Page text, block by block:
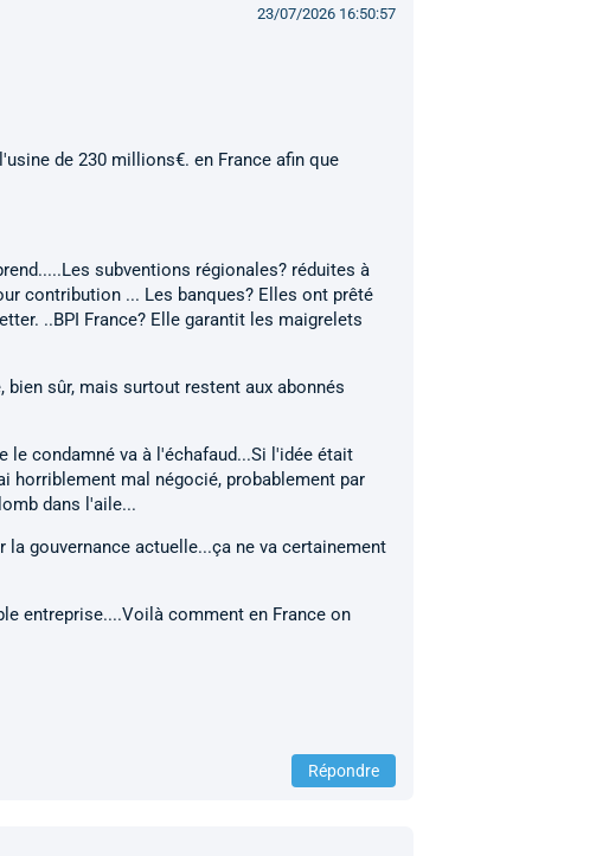
23/07/2026 16:50:57
de 230 millions€. en France afin que
subventions régionales? réduites à
contribution ... Les banques? Elles ont prêté
..BPI France? Elle garantit les maigrelets
sûr, mais surtout restent aux abonnés
le condamné va à l'échafaud...Si l'idée était
horriblement mal négocié, probablement par
dans l'aile...
gouvernance actuelle...ça ne va certainement
entreprise....Voilà comment en France on
Répondre